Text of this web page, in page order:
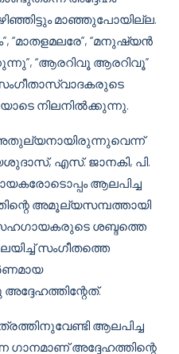
മാഞ്ഞുപോയില്ല.
“മാതളമലരേ”, “മനുഷ്യൻ
“ആരറിവൂ ആരറിവൂ”
നിലനിൽക്കുന്നു.
എസ്. ജാനകി, പി.
ആലപിച്ച
അമൂല്യസമ്പത്തായി
സഹഗായകരുടെ ശബ്ദത്തെ
സംഗീതത്തെ
ആലപിച്ച
ഗാനമാണ് അദ്ദേഹത്തിന്റെ